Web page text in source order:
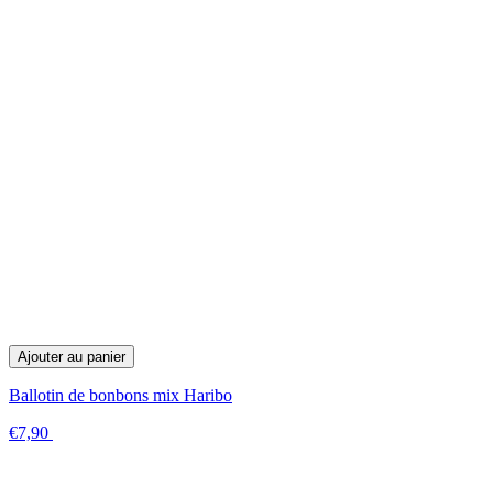
Ajouter au panier
Ballotin de bonbons mix Haribo
€7,90